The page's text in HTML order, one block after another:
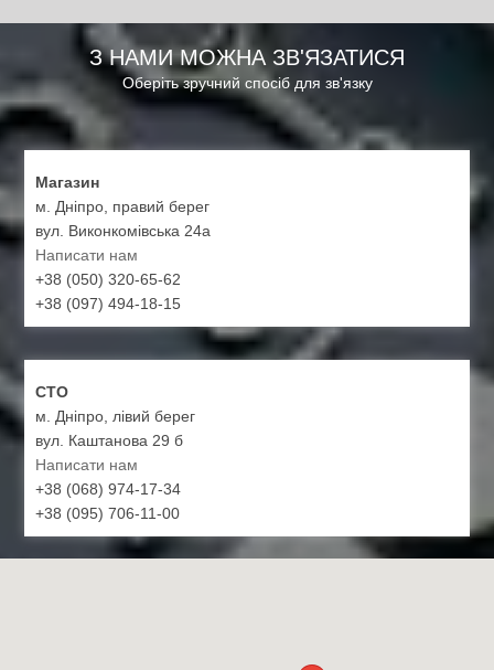
З НАМИ МОЖНА ЗВ'ЯЗАТИСЯ
Оберіть зручний спосіб для зв'язку
Магазин
м. Дніпро, правий берег
вул. Виконкомівська 24а
Написати нам
+38 (050) 320-65-62
+38 (097) 494-18-15
СТО
м. Дніпро, лівий берег
вул. Каштанова 29 б
Написати нам
+38 (068) 974-17-34
+38 (095) 706-11-00